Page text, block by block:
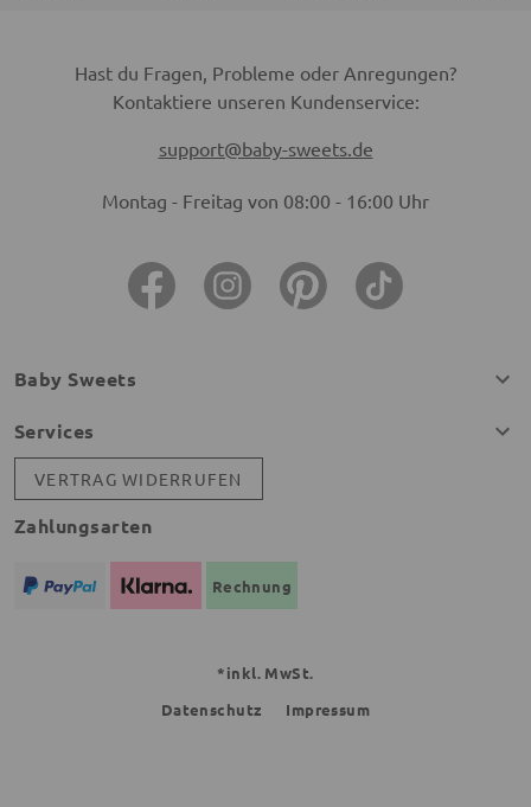
Hast du Fragen, Probleme oder Anregungen?
Kontaktiere unseren Kundenservice:
support@baby-sweets.de
Montag - Freitag von 08:00 - 16:00 Uhr
Baby Sweets
Services
VERTRAG WIDERRUFEN
Zahlungsarten
Rechnung
*inkl. MwSt.
Datenschutz
Impressum